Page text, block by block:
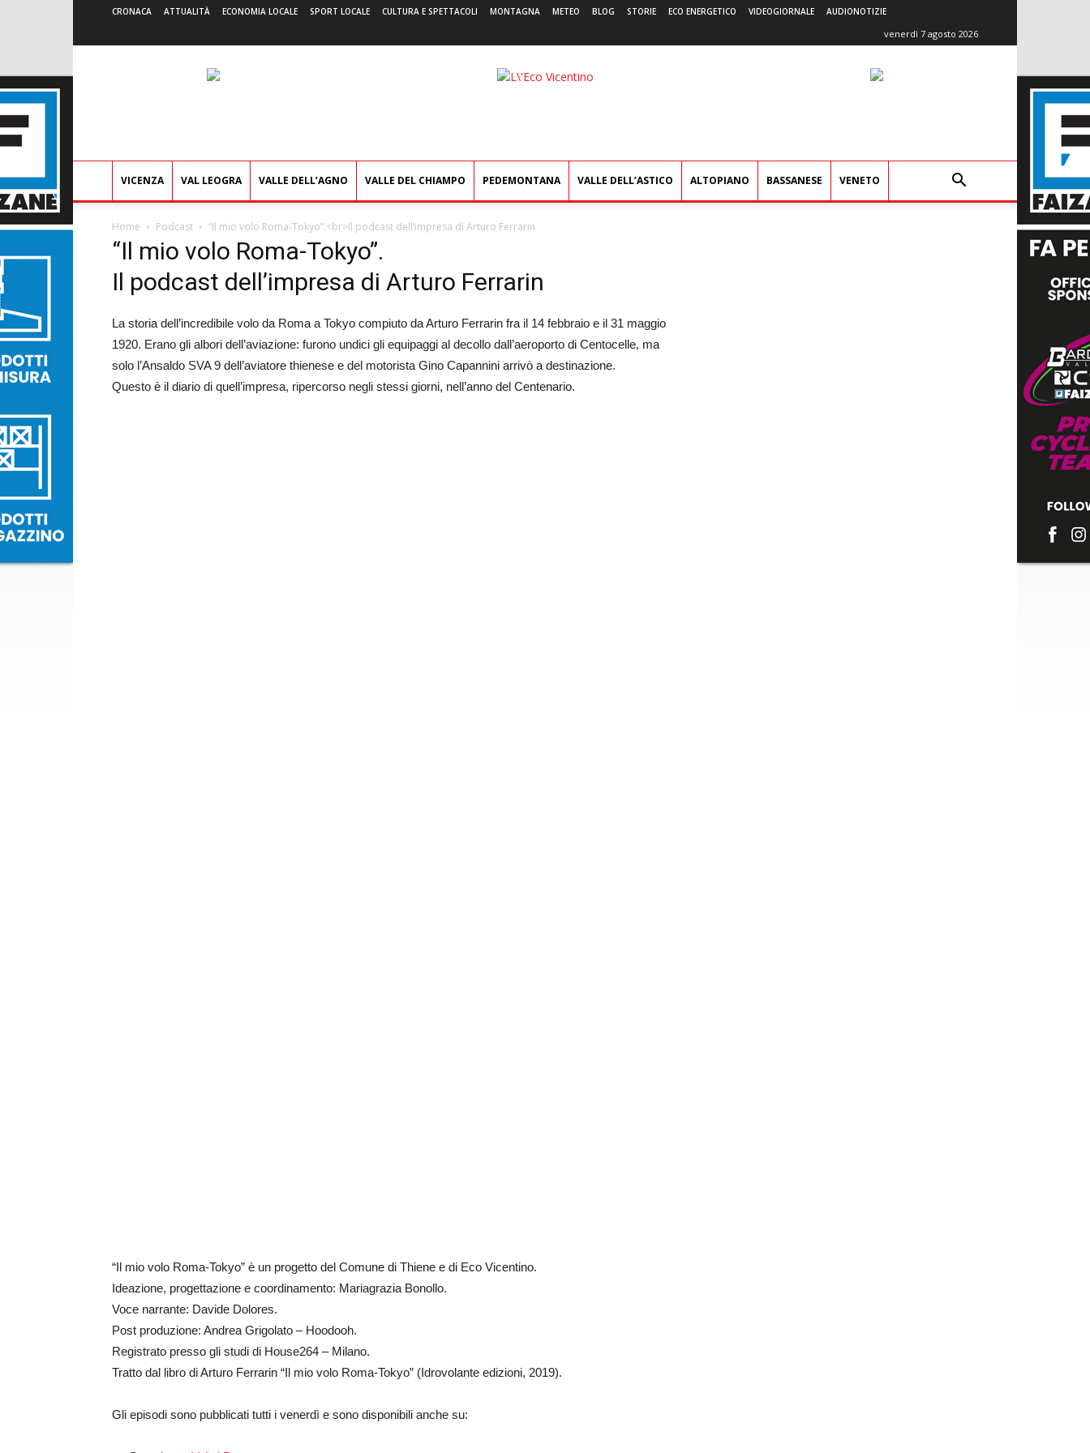
CRONACA ATTUALITÀ ECONOMIA LOCALE SPORT LOCALE CULTURA E SPETTACOLI MONTAGNA METEO BLOG STORIE ECO ENERGETICO VIDEOGIORNALE AUDIONOTIZIE
venerdì 7 agosto 2026
L'Eco
VICENZA VAL LEOGRA VALLE DELL’AGNO VALLE DEL CHIAMPO PEDEMONTANA VALLE DELL’ASTICO ALTOPIANO BASSANESE VENETO
Home Podcast “Il mio volo Roma-Tokyo”.<br>Il podcast dell’impresa di Arturo Ferrarin
“Il mio volo Roma-Tokyo”.
Il podcast dell’impresa di Arturo Ferrarin
La storia dell’incredibile volo da Roma a Tokyo compiuto da Arturo Ferrarin fra il 14 febbraio e il 31 maggio
1920. Erano gli albori dell’aviazione: furono undici gli equipaggi al decollo dall’aeroporto di Centocelle, ma
solo l’Ansaldo SVA 9 dell’aviatore thienese e del motorista Gino Capannini arrivò a destinazione.
Questo è il diario di quell’impresa, ripercorso negli stessi giorni, nell’anno del Centenario.
“Il mio volo Roma-Tokyo” è un progetto del Comune di Thiene e di Eco Vicentino.
Ideazione, progettazione e coordinamento: Mariagrazia Bonollo.
Voce narrante: Davide Dolores.
Post produzione: Andrea Grigolato – Hoodooh.
Registrato presso gli studi di House264 – Milano.
Tratto dal libro di Arturo Ferrarin “Il mio volo Roma-Tokyo” (Idrovolante edizioni, 2019).
Gli episodi sono pubblicati tutti i venerdì e sono disponibili anche su: